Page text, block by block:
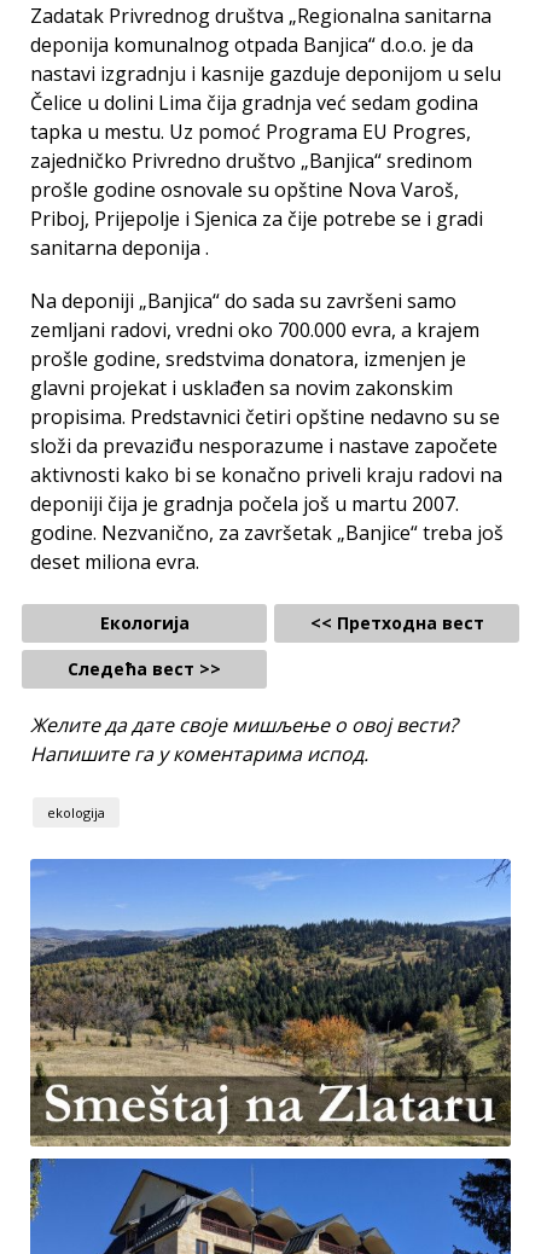
Zadatak Privrednog društva „Regionalna sanitarna
deponija komunalnog otpada Banjica“ d.o.o. je da
nastavi izgradnju i kasnije gazduje deponijom u selu
Čelice u dolini Lima čija gradnja već sedam godina
tapka u mestu. Uz pomoć Programa EU Progres,
zajedničko Privredno društvo „Banjica“ sredinom
prošle godine osnovale su opštine Nova Varoš,
Priboj, Prijepolje i Sjenica za čije potrebe se i gradi
sanitarna deponija .
Na deponiji „Banjica“ do sada su završeni samo
zemljani radovi, vredni oko 700.000 evra, a krajem
prošle godine, sredstvima donatora, izmenjen je
glavni projekat i usklađen sa novim zakonskim
propisima. Predstavnici četiri opštine nedavno su se
složi da prevaziđu nesporazume i nastave započete
aktivnosti kako bi se konačno priveli kraju radovi na
deponiji čija je gradnja počela još u martu 2007.
godine. Nezvanično, za završetak „Banjice“ treba još
deset miliona evra.
Екологија
<< Претходна вест
Следећа вест >>
Желите да дате своје мишљење о овој вести?
Напишите га у коментарима испод.
ekologija